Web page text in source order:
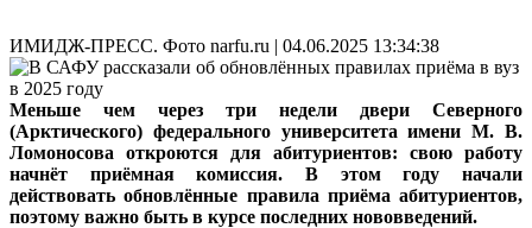
ИМИДЖ-ПРЕСС. Фото narfu.ru | 04.06.2025 13:34:38
Меньше чем через три недели двери Северного
(Арктического) федерального университета имени М. В.
Ломоносова откроются для абитуриентов: свою работу
начнёт приёмная комиссия. В этом году начали
действовать обновлённые правила приёма абитуриентов,
поэтому важно быть в курсе последних нововведений.